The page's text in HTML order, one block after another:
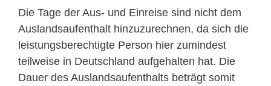
Die Tage der Aus- und Einreise sind nicht dem
Auslandsaufenthalt hinzuzurechnen, da sich die
leistungsberechtigte Person hier zumindest
teilweise in Deutschland aufgehalten hat. Die
Dauer des Auslandsaufenthalts beträgt somit